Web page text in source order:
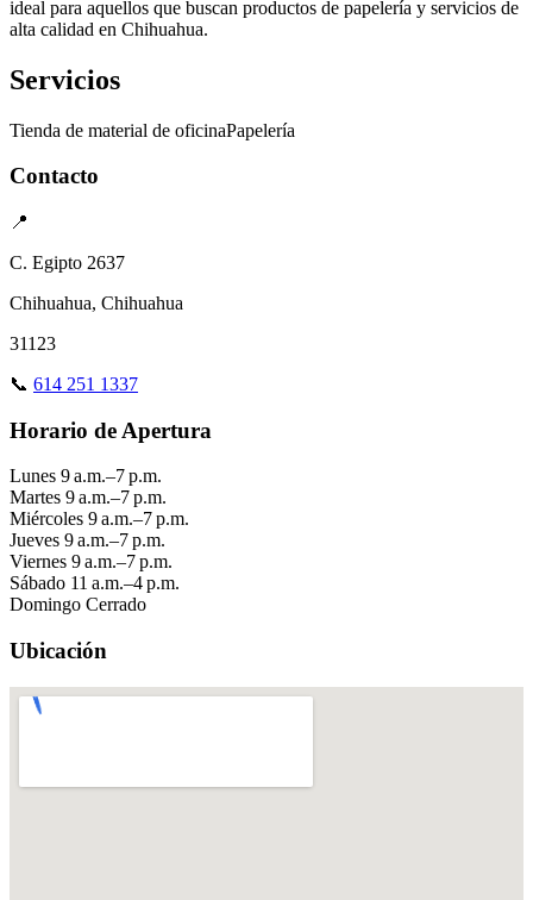
ideal para aquellos que buscan productos de papelería y servicios de
alta calidad en Chihuahua.
Servicios
Tienda de material de oficinaPapelería
Contacto
📍
C. Egipto 2637
Chihuahua, Chihuahua
31123
📞 614 251 1337
Horario de Apertura
Lunes 9 a.m.–7 p.m.
Martes 9 a.m.–7 p.m.
Miércoles 9 a.m.–7 p.m.
Jueves 9 a.m.–7 p.m.
Viernes 9 a.m.–7 p.m.
Sábado 11 a.m.–4 p.m.
Domingo Cerrado
Ubicación